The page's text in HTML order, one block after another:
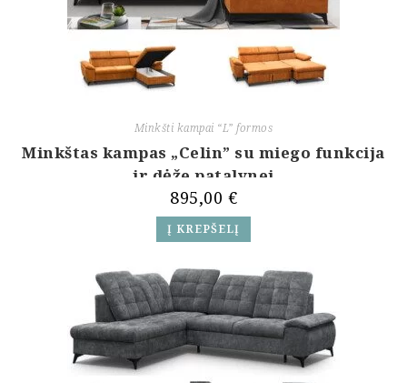
Minkšti kampai “L” formos
Minkštas kampas „Celin” su miego funkcija
ir dėže patalynei
895,00 €
Į KREPŠELĮ